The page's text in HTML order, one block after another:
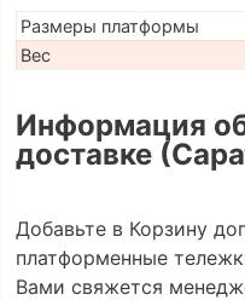
Размеры платформы
Вес
Информация
доставке
Добавьте в Корзину
платформенные
Вами свяжется